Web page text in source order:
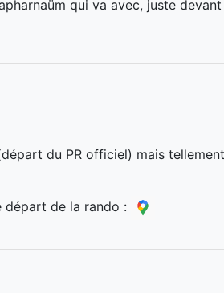
qui va avec, juste
du PR officiel) mais
départ de la rando :